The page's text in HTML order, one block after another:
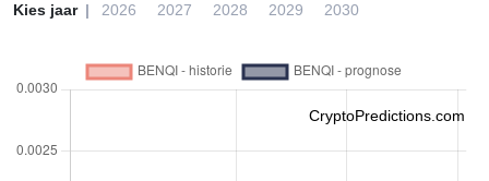
Kies jaar 2026 2027 2028 2029 2030
CryptoPredictions.com